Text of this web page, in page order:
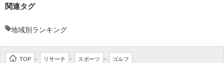
関連タグ
地域別ランキング
TOP > リサーチ > スポーツ > ゴルフ